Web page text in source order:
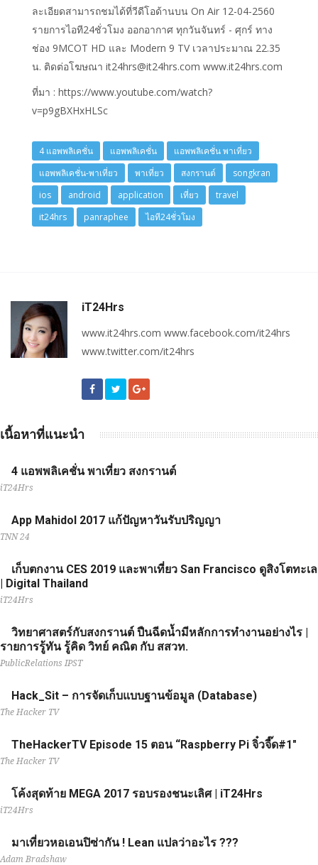
ละเอียดสามารถชมได้ที่วีดีโอด้านบน On Air 12-04-2560
รายการไอที24ชั่วโมง ออกอากาศ ทุกวันจันทร์ - ศุกร์ ทาง
ช่อง 9MCOT HD และ Modern 9 TV เวลาประมาณ 22.35
น. ติดต่อโฆษณา it24hrs@it24hrs.com www.it24hrs.com
ที่มา : https://www.youtube.com/watch?
v=p9gBXHxHLSc
4 แอพพลิเคชั่น แอพพลิเคชั่น
แอพพลิเคชั่น พาเที่ยว
แอพพลิเคชั่น-พาเที่ยว
พาเที่ยว สงกรานต์
songkran
ios
android application เที่ยว
travel
it24hrs
panraphee ไอที24ชั่วโมง
iT24Hrs
www.it24hrs.com www.facebook.com/it24hrs
www.twitter.com/it24hrs
เนื้อหาที่แนะนำ
4 แอพพลิเคชั่น พาเที่ยว สงกรานต์
iT24Hrs
App Mahidol 2017 แก้ปัญหาวันรับปริญญา
TNN 24
เก็บตกงาน CES 2019 และพาเที่ยว San Francisco ดูสิงโตทะเล
| Digital Thailand
iT24Hrs
วิทยาศาสตร์กับสงกรานต์ ปืนฉีดน้ำมีหลักการทำงานอย่างไร |
รายการรู้ทัน รู้คิด วิทย์ คณิต กับ สสวท.
PublicRelations IPST
Hack_Sit – การจัดเก็บแบบฐานข้อมูล (Database)
The Hacker TV
TheHackerTV Episode 15 ตอน “Raspberry Pi จิ๋วจี๊ด#1"
The Hacker TV
โค้งสุดท้าย MEGA 2017 รอบรองชนะเลิศ | iT24Hrs
iT24Hrs
มาเที่ยวหอเอนปิซ่ากัน ! Lean แปลว่าอะไร ???
Adam Bradshaw